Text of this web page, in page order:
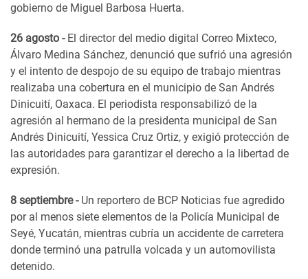
gobierno de Miguel Barbosa Huerta.
26 agosto - El director del medio digital Correo Mixteco,
Álvaro Medina Sánchez, denunció que sufrió una agresión
y el intento de despojo de su equipo de trabajo mientras
realizaba una cobertura en el municipio de San Andrés
Dinicuití, Oaxaca. El periodista responsabilizó de la
agresión al hermano de la presidenta municipal de San
Andrés Dinicuití, Yessica Cruz Ortiz, y exigió protección de
las autoridades para garantizar el derecho a la libertad de
expresión.
8 septiembre -Un reportero de BCP Noticias fue agredido
por al menos siete elementos de la Policía Municipal de
Seyé, Yucatán, mientras cubría un accidente de carretera
donde terminó una patrulla volcada y un automovilista
detenido.